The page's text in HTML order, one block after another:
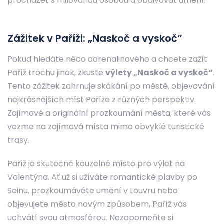
Zážitek v Paříži: „Naskoč a vyskoč“
Pokud hledáte něco adrenalinového a chcete zažít
Paříž trochu jinak, zkuste výlety „Naskoč a vyskoč“.
Tento zážitek zahrnuje skákání po městě, objevování
nejkrásnějších míst Paříže z různých perspektiv.
Zajímavé a originální prozkoumání města, které vás
vezme na zajímavá místa mimo obvyklé turistické
trasy.
Paříž je skutečně kouzelné místo pro výlet na
Valentýna. Ať už si užíváte romantické plavby po
Seinu, prozkoumáváte umění v Louvru nebo
objevujete město novým způsobem, Paříž vás
uchvátí svou atmosférou. Nezapomeňte si